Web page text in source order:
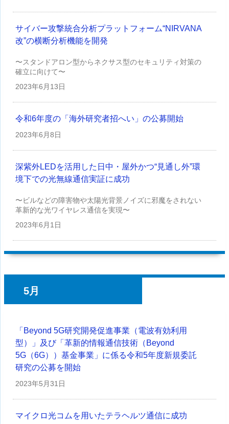
サイバー攻撃統合分析プラットフォーム“NIRVANA
改”の横断分析機能を開発
〜スタンドアロン型からネクサス型のセキュリティ対策の
確立に向けて〜
2023年6月13日
令和6年度の「海外研究者招へい」の公募開始
2023年6月8日
深紫外LEDを活用した日中・屋外かつ“見通し外”環
境下での光無線通信実証に成功
〜ビルなどの障害物や太陽光背景ノイズに邪魔をされない
革新的な光ワイヤレス通信を実現〜
2023年6月1日
5月
「Beyond 5G研究開発促進事業（電波有効利用
型）」及び「革新的情報通信技術（Beyond
5G（6G））基金事業」に係る令和5年度新規委託
研究の公募を開始
2023年5月31日
マイクロ光コムを用いたテラヘルツ通信に成功